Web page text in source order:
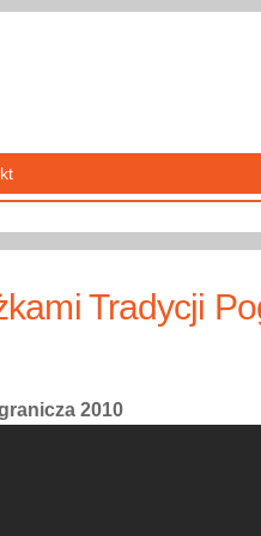
Tradycji
2010